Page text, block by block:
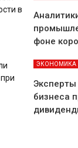
фоне
ЭКОНОМИКА
Эксперты
бизнеса